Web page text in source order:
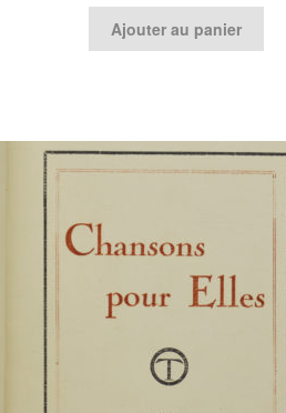
Ajouter au panier